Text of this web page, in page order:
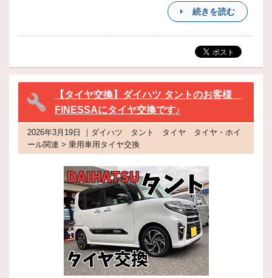
続きを読む
【タイヤ交換】ダイハツ タントのお客様
FINESSAにタイヤ交換です♪
2026年3月19日 ｜ダイハツ タント タイヤ タイヤ・ホイ
ール関連 > 乗用車用タイヤ交換